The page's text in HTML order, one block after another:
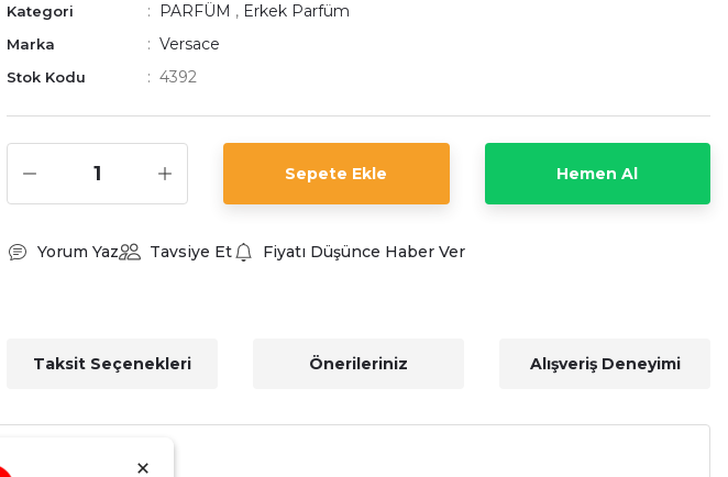
Kategori PARFÜM , Erkek Parfüm
Marka Versace
Stok Kodu 4392
Sepete Ekle Hemen Al
Yorum Yaz Tavsiye Et Fiyatı Düşünce Haber Ver
Taksit Seçenekleri Önerileriniz Alışveriş Deneyimi